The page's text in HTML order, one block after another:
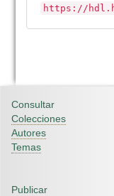
https://
Consultar
Colecciones
Autores
Temas
Publicar